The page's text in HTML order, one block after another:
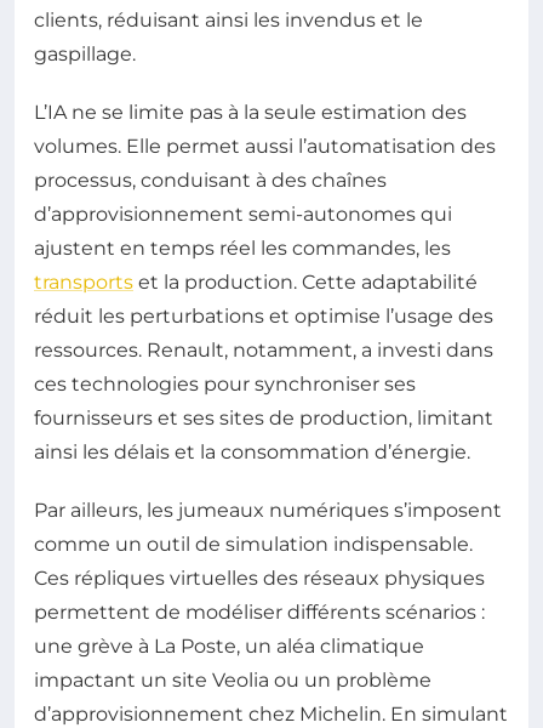
clients, réduisant ainsi les invendus et le
gaspillage.
L’IA ne se limite pas à la seule estimation des
volumes. Elle permet aussi l’automatisation des
processus, conduisant à des chaînes
d’approvisionnement semi-autonomes qui
ajustent en temps réel les commandes, les
transports et la production. Cette adaptabilité
réduit les perturbations et optimise l’usage des
ressources. Renault, notamment, a investi dans
ces technologies pour synchroniser ses
fournisseurs et ses sites de production, limitant
ainsi les délais et la consommation d’énergie.
Par ailleurs, les jumeaux numériques s’imposent
comme un outil de simulation indispensable.
Ces répliques virtuelles des réseaux physiques
permettent de modéliser différents scénarios :
une grève à La Poste, un aléa climatique
impactant un site Veolia ou un problème
d’approvisionnement chez Michelin. En simulant